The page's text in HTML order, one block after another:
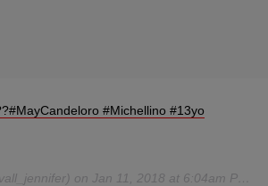
#Michellino #13yo
on Jan 11, 2018 at 6:04am PST